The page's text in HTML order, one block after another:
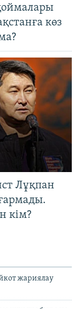
көз
Лұқпан
кім?
жариялау